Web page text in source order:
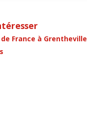
France à Grentheville